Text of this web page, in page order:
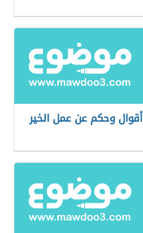
أقوال وحكم عن عمل الخير